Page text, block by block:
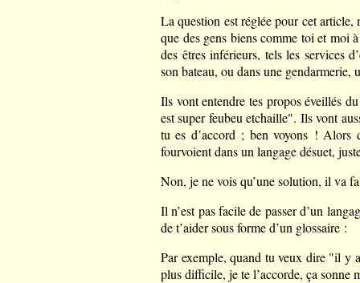
La question est réglée pour cet article,
que des gens biens comme toi et moi
des êtres inférieurs, tels les services
son bateau, ou dans une gendarmerie,
Ils vont entendre tes propos éveillés
est super feubeu etchaille". Ils vont
tu es d’accord ; ben voyons ! Alors
fourvoient dans un langage désuet,
Non, je ne vois qu’une solution, il va
Il n’est pas facile de passer d’un
de t’aider sous forme d’un glossaire :
Par exemple, quand tu veux dire "il y
plus difficile, je te l’accorde, ça sonne